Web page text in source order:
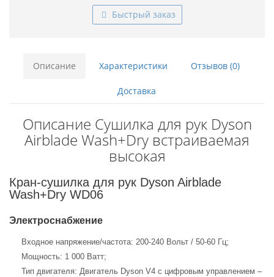
Быстрый заказ
Описание Характеристики Отзывов (0)
Доставка
Описание Сушилка для рук Dyson
Airblade Wash+Dry встраиваемая
высокая
Кран-сушилка для рук Dyson Airblade
Wash+Dry WD06
Электроснабжение
Входное напряжение/частота: 200-240 Вольт / 50-60 Гц;
Мощность: 1 000 Ватт;
Тип двигателя: Двигатель Dyson V4 с цифровым управлением –